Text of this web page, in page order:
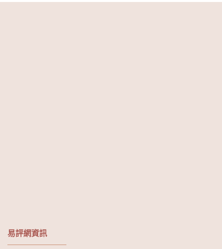
易評網資訊